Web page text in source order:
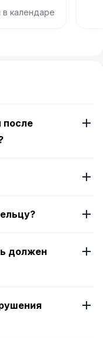
календаре
после
должен